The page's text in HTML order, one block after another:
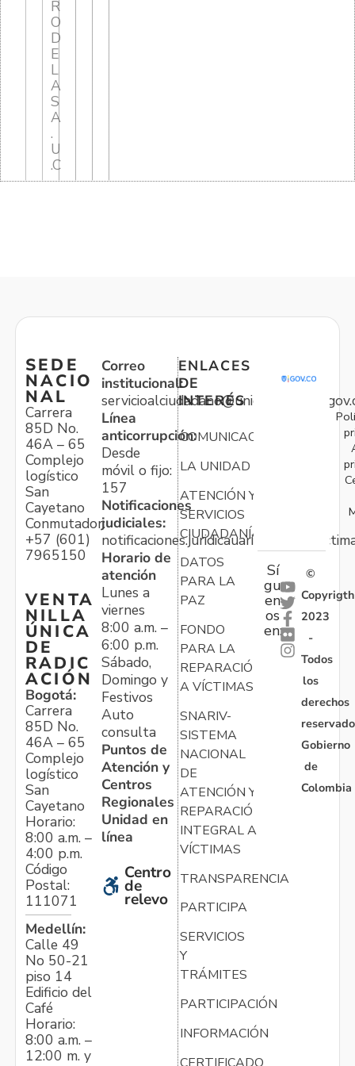
R
O
D
E
L
A
S
A
.
U
.C
SEDE
NACIO
NAL
Carrera
85D No.
46A – 65
Complejo
logístico
San
Cayetano
Conmutador:
+57 (601)
7965150
VENTA
NILLA
ÚNICA
DE
RADIC
ACIÓN
Bogotá:
Carrera
85D No.
46A – 65
Complejo
logístico
San
Cayetano
Horario:
8:00 a.m. –
4:00 p.m.
Código
Postal:
111071
Medellín:
Calle 49
No 50-21
piso 14
Edificio del
Café
Horario:
8:00 a.m. –
12:00 m. y
Correo
institucional:
Línea
anticorrupción:
Desde
móvil o fijo:
157
Notificaciones
judiciales:
Horario de
atención
Lunes a
viernes
8:00 a.m. –
6:00 p.m.
Sábado,
Domingo y
Festivos
Auto
consulta
Puntos de
Atención y
Centros
Regionales
Unidad en
línea
Centro
de
relevo
ENLACES
DE
INTERÉS
COMUNICACIONES
LA UNIDAD
ATENCIÓN Y
SERVICIOS
CIUDADANÍA
DATOS
PARA LA
PAZ
FONDO
PARA LA
REPARACIÓN
A VÍCTIMAS
SNARIV-
SISTEMA
NACIONAL
DE
ATENCIÓN Y
REPARACIÓN
INTEGRAL A
VÍCTIMAS
TRANSPARENCIA
PARTICIPA
SERVICIOS
Y
TRÁMITES
PARTICIPACIÓN
INFORMACIÓN
CERTIFICADO
Sí
gu
en
os
en:
©
Copyrigth
2023
-
Todos
los
derechos
Gobierno
de
Colombia